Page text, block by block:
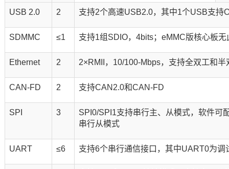
USB 2.0 2 支持2个高速USB2.0，其中1个USB支持
SDMMC ≤1 支持1组SDIO，4bits；eMMC版核心板无
Ethernet 2 2×RMII，10/100-Mbps，支持全双工和半
CAN-FD 2 支持CAN2.0和CAN-FD
SPI 3
SPI0/SPI1支持串行主、从模式，软件可
串行从模式
UART ≤6 支持6个串行通信接口，其中UART0为调